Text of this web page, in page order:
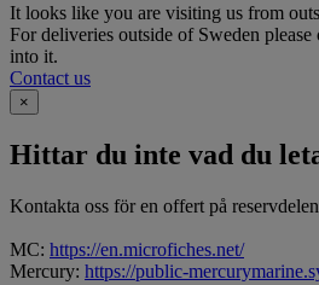
It looks like you are visiting us from
For deliveries outside of Sweden
into it.
Contact us
×
Hittar du inte vad du
Kontakta oss för en offert på
MC: https://en.microfiches.net/
Mercury: https://public-